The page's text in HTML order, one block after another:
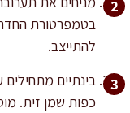
בטמפרטורת
להתייצב.